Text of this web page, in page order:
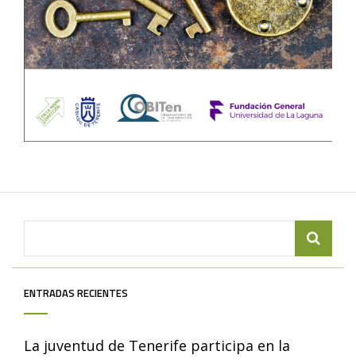
for:
ENTRADAS RECIENTES
La juventud de Tenerife participa en la